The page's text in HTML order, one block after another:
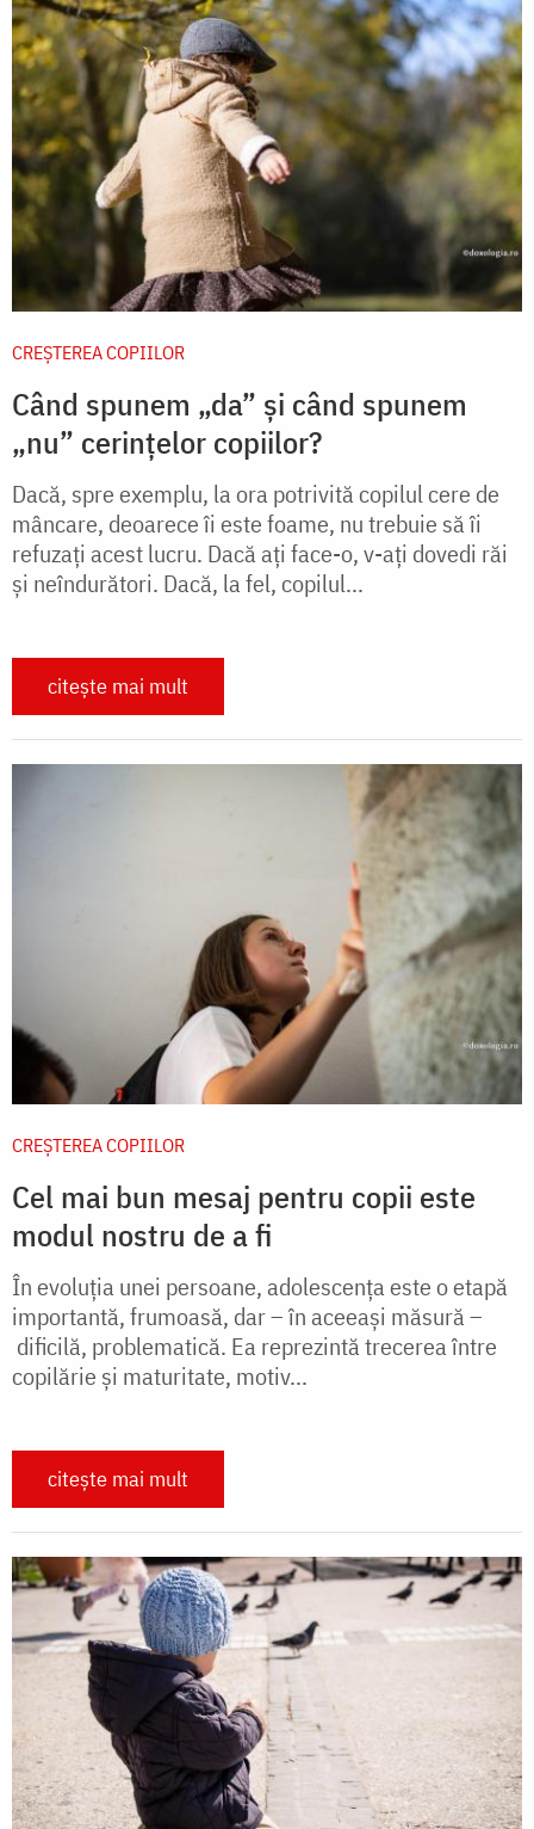
CREŞTEREA COPIILOR
Când spunem „da” și când spunem
„nu” cerințelor copiilor?
Dacă, spre exemplu, la ora potrivită copilul cere de
mâncare, deoarece îi este foame, nu trebuie să îi
refuzaţi acest lucru. Dacă ați face-o, v-ați dovedi răi
şi neîndurători. Dacă, la fel, copilul...
citește mai mult
CREŞTEREA COPIILOR
Cel mai bun mesaj pentru copii este
modul nostru de a fi
În evoluţia unei persoane, adolescenţa este o etapă
importantă, frumoasă, dar – în aceeaşi măsură –
dificilă, problematică. Ea reprezintă trecerea între
copilărie şi maturitate, motiv...
citește mai mult